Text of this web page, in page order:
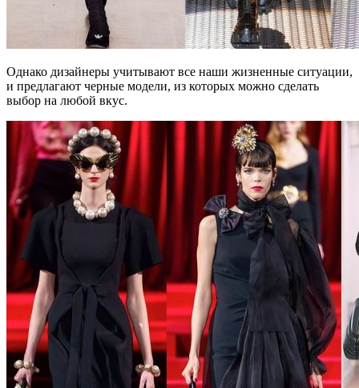
Однако дизайнеры учитывают все наши жизненные ситуации,
и предлагают черные модели, из которых можно сделать
выбор на любой вкус.